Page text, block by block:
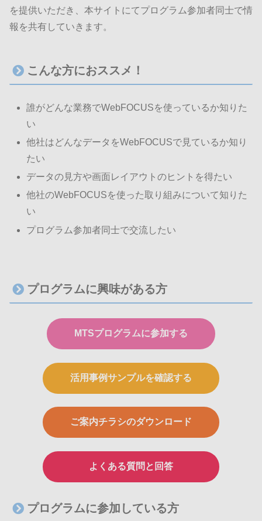
を提供いただき、本サイトにてプログラム参加者同士で情
報を共有していきます。
こんな方におススメ！
誰がどんな業務でWebFOCUSを使っているか知りた
い
他社はどんなデータをWebFOCUSで見ているか知り
たい
データの見方や画面レイアウトのヒントを得たい
他社のWebFOCUSを使った取り組みについて知りた
い
プログラム参加者同士で交流したい
プログラムに興味がある方
MTSプログラムに参加する
活用事例サンプルを確認する
ご案内チラシのダウンロード
よくある質問と回答
プログラムに参加している方